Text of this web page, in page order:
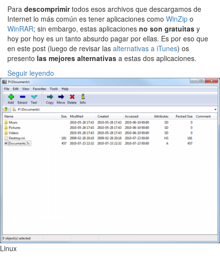
Para descomprimirtodos esos archivos que descargamos de
Internet lo más común es tener aplicaciones como WinZip o
WinRAR; sin embargo, estas aplicaciones no son gratuitas y
hoy por hoy es un tanto absurdo pagar por ellas. Es por eso que
en este post (luego de revisar las alternativas a iTunes) os
presento las mejores alternativas a estas dos aplicaciones.
Seguir leyendo
Linux